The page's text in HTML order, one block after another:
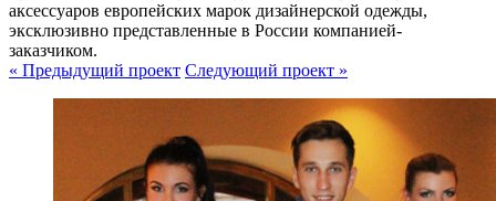
аксессуаров европейских марок дизайнерской одежды,
эксклюзивно представленные в России компанией-
заказчиком.
« Предыдущий проект Следующий проект »